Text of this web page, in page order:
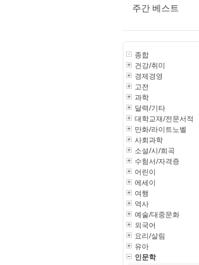
주간 베스트
종합
건강/취미
경제경영
고전
과학
달력/기타
대학교재/전문서적
만화/라이트노벨
사회과학
소설/시/희곡
수험서/자격증
어린이
에세이
여행
역사
예술/대중문화
외국어
요리/살림
유아
인문학